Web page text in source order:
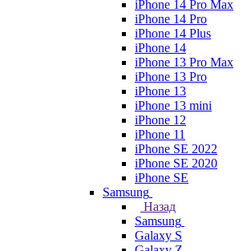
iPhone 14 Pro Max
iPhone 14 Pro
iPhone 14 Plus
iPhone 14
iPhone 13 Pro Max
iPhone 13 Pro
iPhone 13
iPhone 13 mini
iPhone 12
iPhone 11
iPhone SE 2022
iPhone SE 2020
iPhone SE
Samsung
Назад
Samsung
Galaxy S